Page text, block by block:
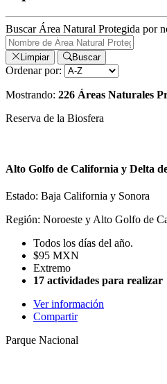
Buscar Área Natural Protegida por
Limpiar Buscar
Ordenar por:
Mostrando: 226 Áreas Naturales
Reserva de la Biosfera
Alto Golfo de California y Delta
Estado: Baja California y Sonora
Región: Noroeste y Alto Golfo de
Todos los días del año.
$95 MXN
Extremo
17 actividades para realizar
Ver información
Compartir
Parque Nacional